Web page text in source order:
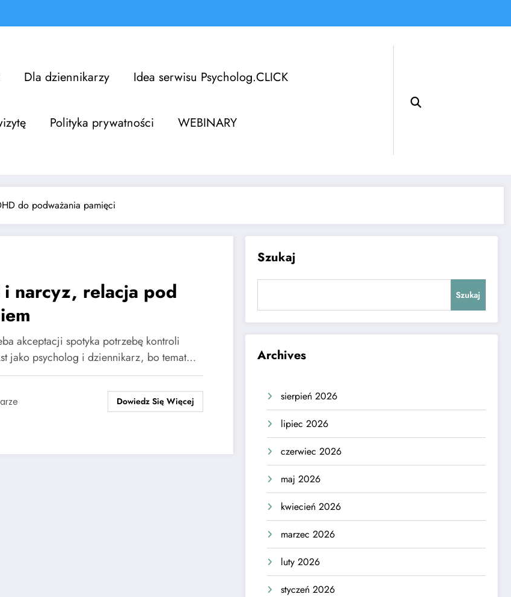
Dla dziennikarzy Idea serwisu Psycholog.CLICK
Polityka prywatności WEBINARY
do podważania pamięci
narcyz, relacja pod
akceptacji spotyka potrzebę kontroli
jako psycholog i dziennikarz, bo temat…
Dowiedz Się Więcej
Szukaj
Szukaj
Archives
sierpień 2026
lipiec 2026
czerwiec 2026
maj 2026
kwiecień 2026
marzec 2026
luty 2026
styczeń 2026